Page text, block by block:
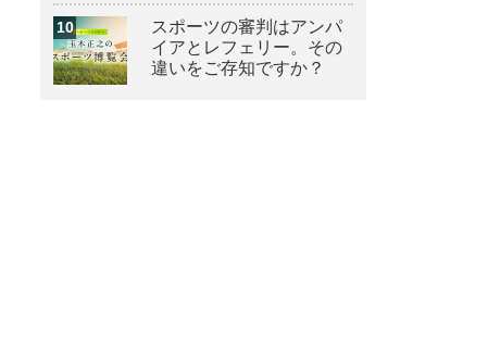
スポーツの審判はアンパ
イアとレフェリー。その
違いをご存知ですか？